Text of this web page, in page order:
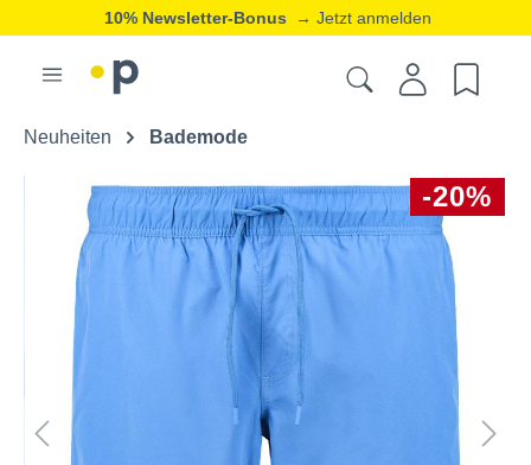
10% Newsletter-Bonus → Jetzt anmelden
Neuheiten Bademode
-20%